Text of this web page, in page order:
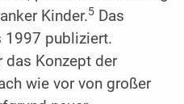
Kinder.5Das
1997 publiziert.
das Konzept der
wie vor von großer